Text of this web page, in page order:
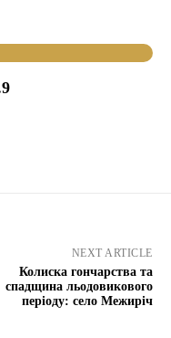
NEXT ARTICLE
Колиска гончарства та
спадщина льодовикового
періоду: село Межиріч